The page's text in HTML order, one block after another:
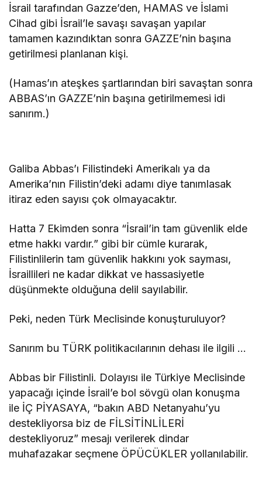
İsrail tarafından Gazze’den, HAMAS ve İslami
Cihad gibi İsrail’le savaşı savaşan yapılar
tamamen kazındıktan sonra GAZZE’nin başına
getirilmesi planlanan kişi.
(Hamas’ın ateşkes şartlarından biri savaştan sonra
ABBAS’ın GAZZE’nin başına getirilmemesi idi
sanırım.)
Galiba Abbas’ı Filistindeki Amerikalı ya da
Amerika’nın Filistin’deki adamı diye tanımlasak
itiraz eden sayısı çok olmayacaktır.
Hatta 7 Ekimden sonra “İsrail’in tam güvenlik elde
etme hakkı vardır.” gibi bir cümle kurarak,
Filistinlilerin tam güvenlik hakkını yok sayması,
İsraillileri ne kadar dikkat ve hassasiyetle
düşünmekte olduğuna delil sayılabilir.
Peki, neden Türk Meclisinde konuşturuluyor?
Sanırım bu TÜRK politikacılarının dehası ile ilgili …
Abbas bir Filistinli. Dolayısı ile Türkiye Meclisinde
yapacağı içinde İsrail’e bol sövgü olan konuşma
ile İÇ PİYASAYA, “bakın ABD Netanyahu’yu
destekliyorsa biz de FİLSİTİNLİLERİ
destekliyoruz” mesajı verilerek dindar
muhafazakar seçmene ÖPÜCÜKLER yollanılabilir.